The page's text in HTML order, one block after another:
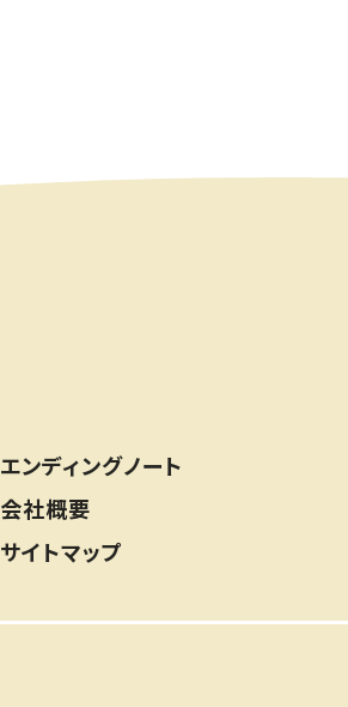
エンディングノート
会社概要
サイトマップ